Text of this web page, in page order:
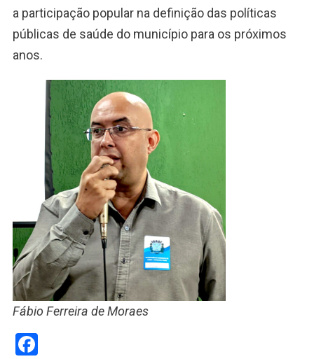
a participação popular na definição das políticas
públicas de saúde do município para os próximos
anos.
Fábio Ferreira de Moraes
Facebook